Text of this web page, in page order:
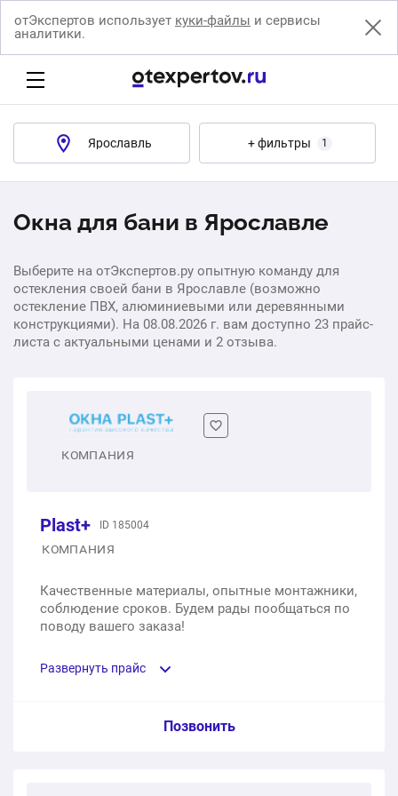
отЭкспертов использует куки-файлы и сервисы
аналитики.
Ярославль + фильтры 1
Окна для бани в Ярославле
Выберите на отЭкспертов.ру опытную команду для
остекления своей бани в Ярославле (возможно
остекление ПВХ, алюминиевыми или деревянными
конструкциями). На 08.08.2026 г. вам доступно 23 прайс-
листа с актуальными ценами и 2 отзыва.
КОМПАНИЯ
Plast+
ID 185004
КОМПАНИЯ
Качественные материалы, опытные монтажники,
соблюдение сроков. Будем рады пообщаться по
поводу вашего заказа!
Развернуть прайс
Услуга из прайс-листа / Ед. изм. / Цена
Позвонить